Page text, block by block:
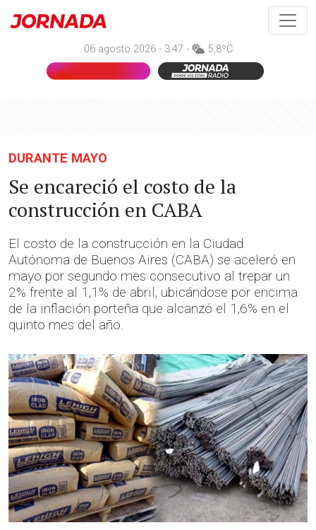
06 agosto 2026 - 3:47 - 5,8ºC
DURANTE MAYO
Se encareció el costo de la
construcción en CABA
El costo de la construcción en la Ciudad
Autónoma de Buenos Aires (CABA) se aceleró en
mayo por segundo mes consecutivo al trepar un
2% frente al 1,1% de abril, ubicándose por encima
de la inflación porteña que alcanzó el 1,6% en el
quinto mes del año.